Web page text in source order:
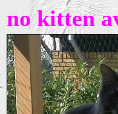
no kitten